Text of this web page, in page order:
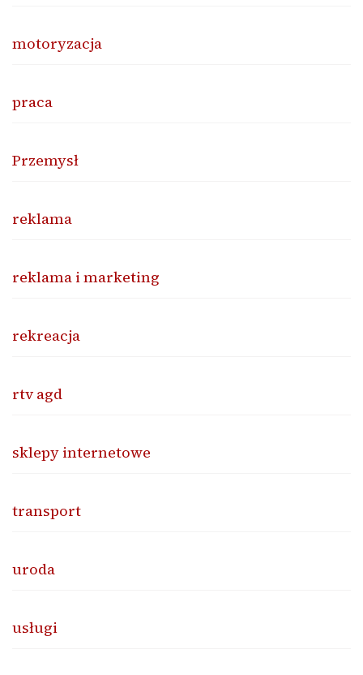
motoryzacja
praca
Przemysł
reklama
reklama i marketing
rekreacja
rtv agd
sklepy internetowe
transport
uroda
usługi